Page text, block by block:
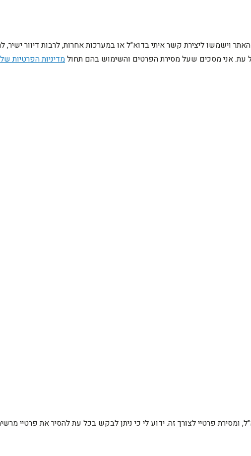
וישמשו ליצירת קשר איתי בדוא"ל או במערכות אחרות, לרבות דיוור
עת. אני מסכים שעל מסירת הפרטים והשימוש בהם תחולמדיניות הפרטיות
ומסירת פרטיי לצורך זה. ידוע לי כי ניתן לבקש בכל עת להסיר את פרטיי